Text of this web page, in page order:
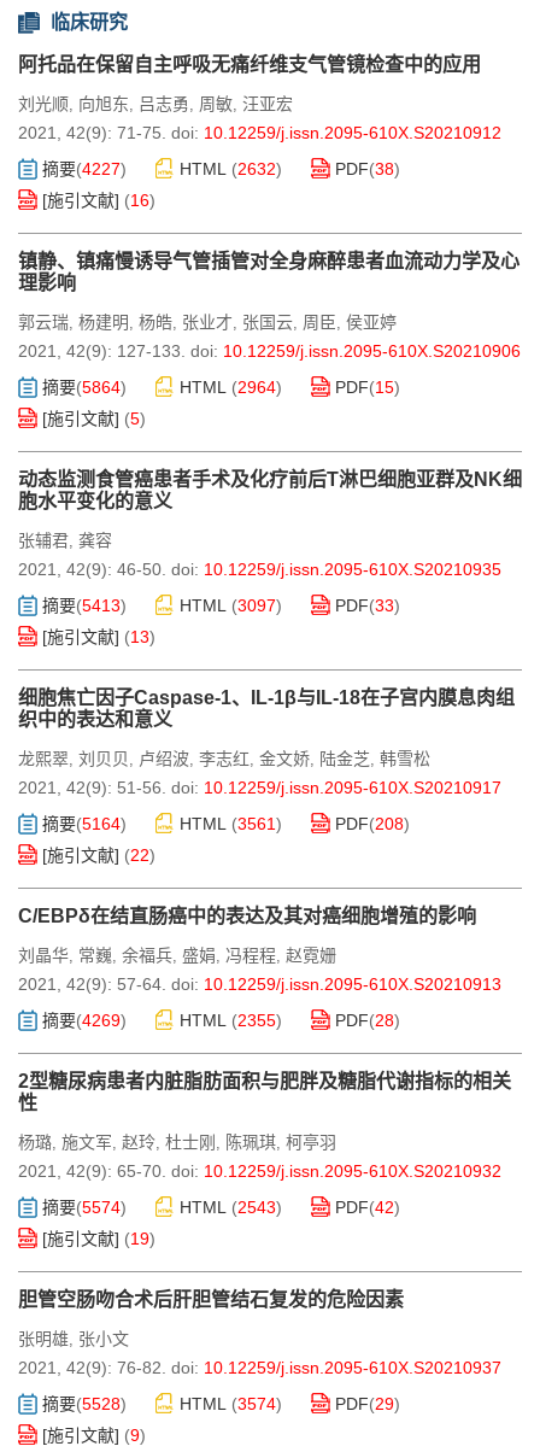
临床研究
阿托品在保留自主呼吸无痛纤维支气管镜检查中的应用
刘光顺, 向旭东, 吕志勇, 周敏, 汪亚宏
2021, 42(9): 71-75. doi: 10.12259/j.issn.2095-610X.S20210912
摘要(4227) HTML (2632) PDF(38)
[施引文献] (16)
镇静、镇痛慢诱导气管插管对全身麻醉患者血流动力学及心
理影响
郭云瑞, 杨建明 , 杨皓, 张业才, 张国云, 周臣, 侯亚婷
2021, 42(9): 127-133. doi: 10.12259/j.issn.2095-610X.S20210906
摘要(5864) HTML (2964) PDF(15)
[施引文献] (5)
动态监测食管癌患者手术及化疗前后T淋巴细胞亚群及NK细
胞水平变化的意义
张辅君, 龚容
2021, 42(9): 46-50. doi: 10.12259/j.issn.2095-610X.S20210935
摘要(5413) HTML (3097) PDF(33)
[施引文献] (13)
细胞焦亡因子Caspase-1、IL-1β与IL-18在子宫内膜息肉组
织中的表达和意义
龙熙翠, 刘贝贝 , 卢绍波, 李志红, 金文娇, 陆金芝, 韩雪松
2021, 42(9): 51-56. doi: 10.12259/j.issn.2095-610X.S20210917
摘要(5164) HTML (3561) PDF(208)
[施引文献] (22)
C/EBPδ在结直肠癌中的表达及其对癌细胞增殖的影响
刘晶华, 常巍, 余福兵, 盛娟, 冯程程, 赵霓姗
2021, 42(9): 57-64. doi: 10.12259/j.issn.2095-610X.S20210913
摘要(4269) HTML (2355) PDF(28)
2型糖尿病患者内脏脂肪面积与肥胖及糖脂代谢指标的相关
性
杨璐, 施文军, 赵玲, 杜士刚 , 陈珮琪, 柯亭羽
2021, 42(9): 65-70. doi: 10.12259/j.issn.2095-610X.S20210932
摘要(5574) HTML (2543) PDF(42)
[施引文献] (19)
胆管空肠吻合术后肝胆管结石复发的危险因素
张明雄, 张小文
2021, 42(9): 76-82. doi: 10.12259/j.issn.2095-610X.S20210937
摘要(5528) HTML (3574) PDF(29)
[施引文献] (9)